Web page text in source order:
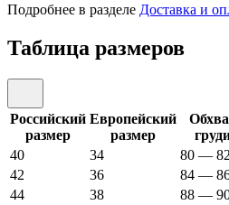
Подробнее в разделе Доставка и
Таблица размеров
Российский
размер
Европейский
размер
40
34 80 — 82
42
36 84 —
44
38 88 —